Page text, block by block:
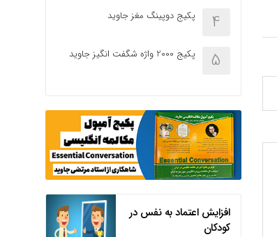
کنید.
4 پکیج دوپینگ مغز جاوید
5 پکیج 2000 واژه شگفت انگیز جاوید
افزایش اعتماد به نفس در
کودکان